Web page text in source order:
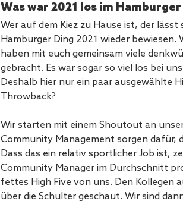
Was war 2021 los im Hamburger
Wer auf dem Kiez zu Hause ist, der
Hamburger Ding 2021 wieder
haben mit euch gemeinsam viele
gebracht. Es war sogar so viel los bei
Deshalb hier nur ein paar ausgewählte
Throwback?
Wir starten mit einem Shoutout an
Community Management sorgen dafür,
Dass das ein relativ sportlicher Job ist,
Community Manager im Durchschnitt
fettes High Five von uns. Den Kollegen
über die Schulter geschaut. Wir sind